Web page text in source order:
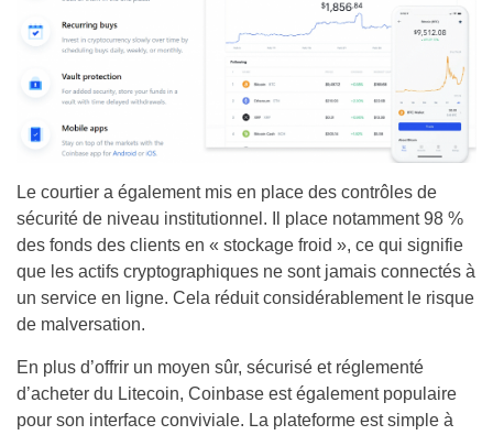
Le courtier a également mis en place des contrôles de
sécurité de niveau institutionnel. Il place notamment 98 %
des fonds des clients en « stockage froid », ce qui signifie
que les actifs cryptographiques ne sont jamais connectés à
un service en ligne. Cela réduit considérablement le risque
de malversation.
En plus d’offrir un moyen sûr, sécurisé et réglementé
d’acheter du Litecoin, Coinbase est également populaire
pour son interface conviviale. La plateforme est simple à